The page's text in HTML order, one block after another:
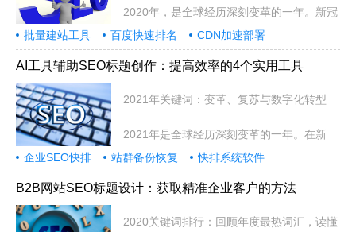
2020年，是全球经历深刻变革的一年。新冠
批量建站工具
百度快速排名 CDN加速部署
AI工具辅助SEO标题创作：提高效率的4个实用工具
2021年关键词：变革、复苏与数字化转型
2021年是全球经历深刻变革的一年。在新
企业SEO快排
站群备份恢复 快排系统软件
B2B网站SEO标题设计：获取精准企业客户的方法
2020关键词排行：回顾年度最热词汇，读懂